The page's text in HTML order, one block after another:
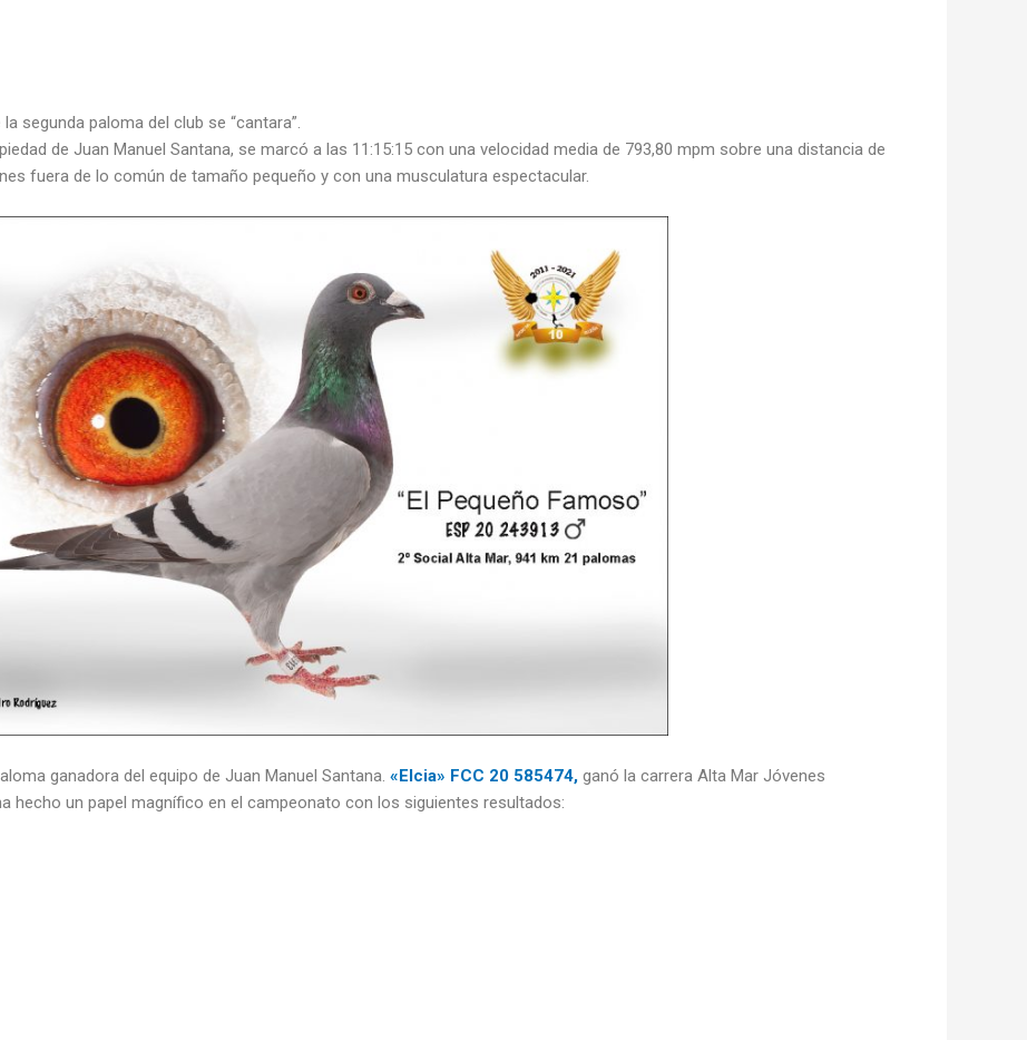
segunda paloma del club se “cantara”.
de Juan Manuel Santana, se marcó a las 11:15:15 con una velocidad media de 793,80 mpm sobre una distancia de
fuera de lo común de tamaño pequeño y con una musculatura espectacular.
ganadora del equipo de Juan Manuel Santana. «Elcia» FCC 20 585474, ganó la carrera Alta Mar Jóvenes
hecho un papel magnífico en el campeonato con los siguientes resultados: